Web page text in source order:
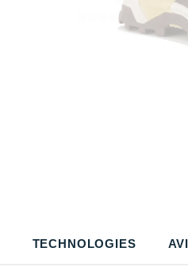
TECHNOLOGIES